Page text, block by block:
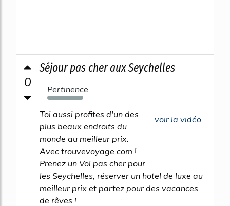
0
Séjour pas cher aux Seychelles
Pertinence
1310%
voir la vidéo
Toi aussi profites d'un des
plus beaux endroits du
monde au meilleur prix.
Avec trouvevoyage.com !
Prenez un Vol pas cher pour
les Seychelles, réserver un hotel de luxe au
meilleur prix et partez pour des vacances
de rêves !